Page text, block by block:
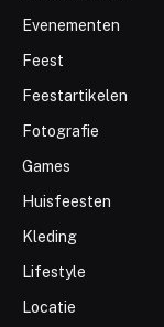
Evenementen
Feest
Feestartikelen
Fotografie
Games
Huisfeesten
Kleding
Lifestyle
Locatie